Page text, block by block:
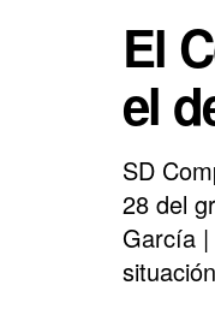
El
el
SD
28 del
García